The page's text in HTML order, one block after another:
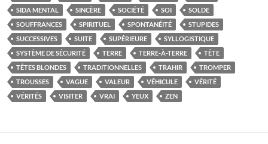
SIDA MENTAL
SINCÈRE SOCIÉTÉ SOI
SOLDE
SOUFFRANCES
SPIRITUEL SPONTANÉITÉ
STUPIDES
SUCCESSIVES
SUITE SUPÉRIEURE
SYLLOGISTIQUE
SYSTÈME DE SÉCURITÉ
TERRE TERRE-À-TERRE
TÊTE
TÊTES BLONDES
TRADITIONNELLES TRAHIR
TROMPER
TROUSSES
VAGUE VALEUR VÉHICULE
VÉRITÉ
VÉRITÉS
VISITER VRAI YEUX ZEN